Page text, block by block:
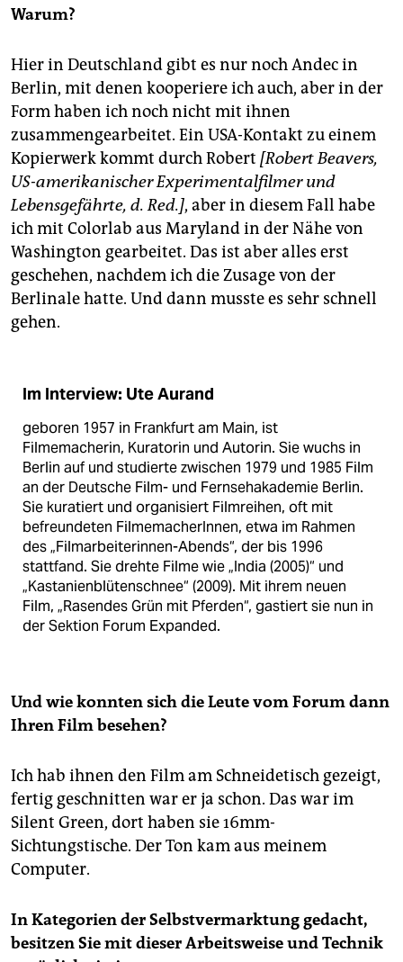
Warum?
Hier in Deutschland gibt es nur noch Andec in
Berlin, mit denen kooperiere ich auch, aber in der
Form haben ich noch nicht mit ihnen
zusammengearbeitet. Ein USA-Kontakt zu einem
Kopierwerk kommt durch Robert [Robert Beavers,
US-amerikanischer Experimentalfilmer und
Lebensgefährte, d. Red.], aber in diesem Fall habe
ich mit Colorlab aus Maryland in der Nähe von
Washington gearbeitet. Das ist aber alles erst
geschehen, nachdem ich die Zusage von der
Berlinale hatte. Und dann musste es sehr schnell
gehen.
Im Interview: Ute Aurand
geboren 1957 in Frankfurt am Main, ist
Filmemacherin, Kuratorin und Autorin. Sie wuchs in
Berlin auf und studierte zwischen 1979 und 1985 Film
an der Deutsche Film- und Fernsehakademie Berlin.
Sie kuratiert und organisiert Filmreihen, oft mit
befreundeten FilmemacherInnen, etwa im Rahmen
des „Filmarbeiterinnen-Abends“, der bis 1996
stattfand. Sie drehte Filme wie „India (2005)“ und
„Kastanienblütenschnee“ (2009). Mit ihrem neuen
Film, „Rasendes Grün mit Pferden“, gastiert sie nun in
der Sektion Forum Expanded.
Und wie konnten sich die Leute vom Forum dann
Ihren Film besehen?
Ich hab ihnen den Film am Schneidetisch gezeigt,
fertig geschnitten war er ja schon. Das war im
Silent Green, dort haben sie 16mm-
Sichtungstische. Der Ton kam aus meinem
Computer.
In Kategorien der Selbstvermarktung gedacht,
besitzen Sie mit dieser Arbeitsweise und Technik